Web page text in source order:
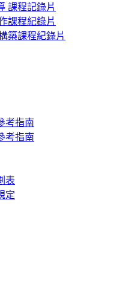
課程記錄片
課程紀錄片
築課程紀錄片
考指南
考指南
表
定